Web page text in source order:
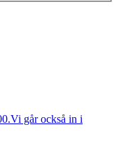
går också in i